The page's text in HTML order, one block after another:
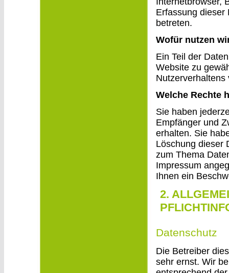
Erfassung dieser
betreten.
Wofür nutzen
Ein Teil der
Website zu
Nutzerverhaltens
Welche Rechte
Sie haben
Empfänger und
erhalten. Sie
Löschung dieser
zum Thema
Impressum
Ihnen ein
2.
Datenschutz
Die Betreiber
sehr ernst. Wir